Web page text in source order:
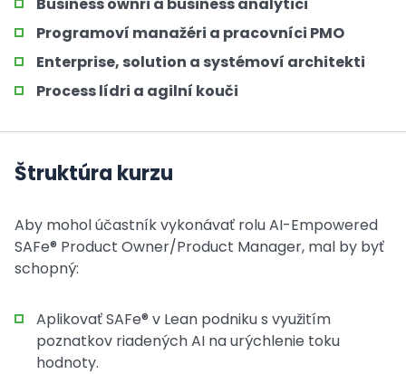
Programoví manažéri a pracovníci PMO
Enterprise, solution a systémoví architekti
Process lídri a agilní kouči
Štruktúra kurzu
Aby mohol účastník vykonávať rolu AI-Empowered
SAFe® Product Owner/Product Manager, mal by byť
schopný:
Aplikovať SAFe® v Lean podniku s využitím
poznatkov riadených AI na urýchlenie toku
hodnoty.